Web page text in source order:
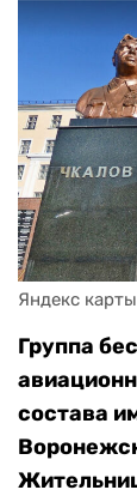
Яндекс карты
Группа
состава